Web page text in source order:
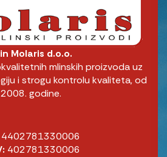
Molaris d.o.o.
mlinskih proizvoda uz
i strogu kontrolu kvaliteta, od
2008. godine.
4402781330006
402781330006